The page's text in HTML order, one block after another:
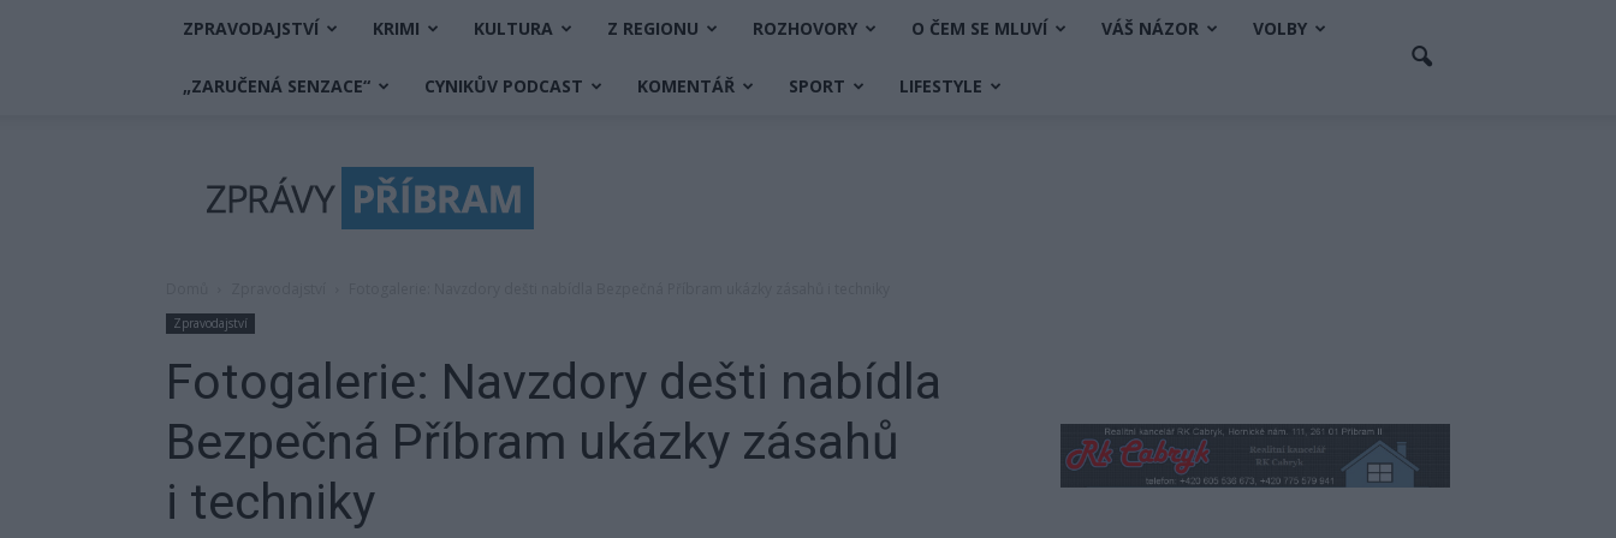
ZPRAVODAJSTVÍ KRIMI KULTURA Z REGIONU ROZHOVORY O ČEM SE MLUVÍ VÁŠ NÁZOR VOLBY
„ZARUČENÁ SENZACE“ CYNIKŮV PODCAST KOMENTÁŘ SPORT LIFESTYLE
Příbram
Zpravodajství
Fotogalerie: Navzdory dešti nabídla
Bezpečná Příbram ukázky zásahů
i techniky